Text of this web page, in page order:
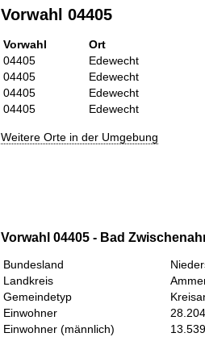
Vorwahl 04405
Vorwahl
Ort
04405
Edewecht
04405
Edewecht
04405
Edewecht
04405
Edewecht
Weitere Orte in der Umgebung
Vorwahl 04405 - Bad
Bundesland
Landkreis
Gemeindetyp
Einwohner
28.204
Einwohner (männlich)
13.539